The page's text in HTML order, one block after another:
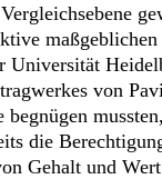
Universität
von
begnügen
die
Gehalt und